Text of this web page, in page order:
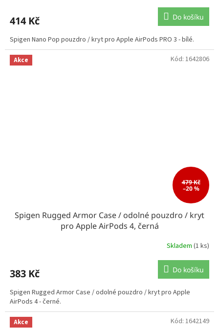
414 Kč Do košíku
Spigen Nano Pop pouzdro / kryt pro Apple AirPods PRO 3 - bílé.
Akce
479 Kč
–20 %
Spigen Rugged Armor Case / odolné pouzdro / kryt
pro Apple AirPods 4, černá
Skladem (1 ks)
383 Kč Do košíku
Spigen Rugged Armor Case / odolné pouzdro / kryt pro Apple
AirPods 4 - černé.
Kód: 1642806
Akce Kód: 1642149